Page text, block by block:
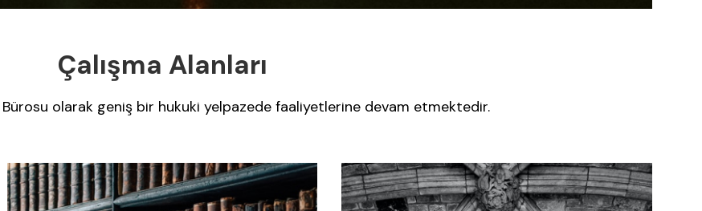
Çalışma Alanları
olarak geniş bir hukuki yelpazede faaliyetlerine devam etmektedir.